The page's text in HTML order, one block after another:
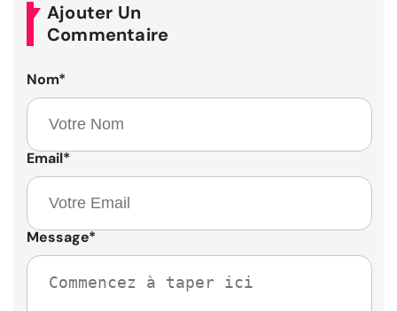
Ajouter Un
Commentaire
Nom*
Email*
Message*